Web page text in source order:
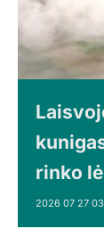
rinko
2026 07 27